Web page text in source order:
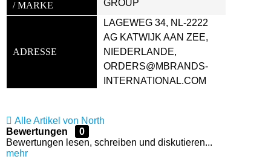
/ MARKE
GROUP
ADRESSE
LAGEWEG 34, NL-2222
AG KATWIJK AAN ZEE,
NIEDERLANDE,
ORDERS@MBRANDS-
INTERNATIONAL.COM
Alle Artikel von North
Bewertungen
0
Bewertungen lesen, schreiben und diskutieren...
mehr